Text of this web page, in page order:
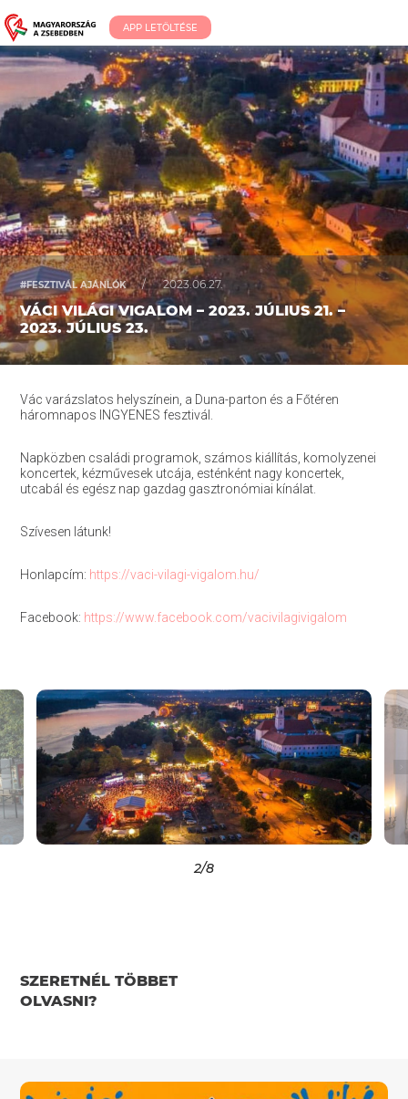
APP LETÖLTÉSE
#FESZTIVÁL AJÁNLÓK / 2023.06.27.
VÁCI VILÁGI VIGALOM – 2023. JÚLIUS 21. –
2023. JÚLIUS 23.
Vác varázslatos helyszínein, a Duna-parton és a Főtéren
háromnapos INGYENES fesztivál.
Napközben családi programok, számos kiállítás, komolyzenei
koncertek, kézművesek utcája, esténként nagy koncertek,
utcabál és egész nap gazdag gasztronómiai kínálat.
Szívesen látunk!
Honlapcím: https://vaci-vilagi-vigalom.hu/
Facebook: https://www.facebook.com/vacivilagivigalom
2/8
SZERETNÉL TÖBBET
OLVASNI?